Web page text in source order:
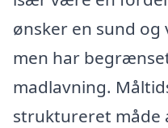
ønsker en sund og
men har
madlavning.
struktureret måde